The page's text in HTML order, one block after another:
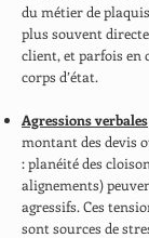
du métier de
plus souvent
client, et parfois en
corps d’état.
Agressions verbales
montant des devis
: planéité des
alignements)
agressifs. Ces
sont sources de